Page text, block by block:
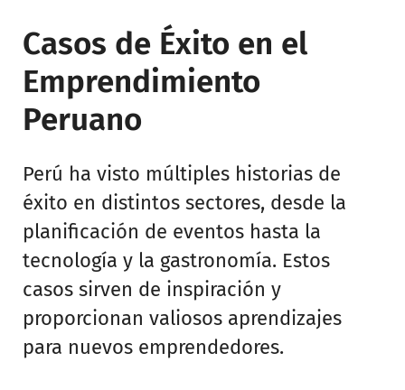
Casos de Éxito en el
Emprendimiento
Peruano
Perú ha visto múltiples historias de
éxito en distintos sectores, desde la
planificación de eventos hasta la
tecnología y la gastronomía. Estos
casos sirven de inspiración y
proporcionan valiosos aprendizajes
para nuevos emprendedores.